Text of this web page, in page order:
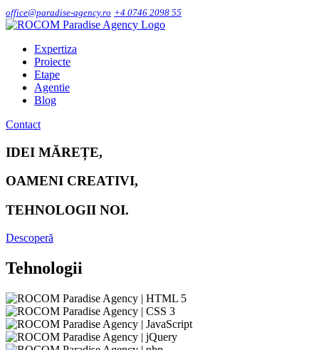
office@paradise-agency.ro +4 0746 2098 55
Expertiza
Proiecte
Etape
Agentie
Blog
Contact
IDEI MĂREȚE,
OAMENI CREATIVI,
TEHNOLOGII NOI.
Descoperă
Tehnologii